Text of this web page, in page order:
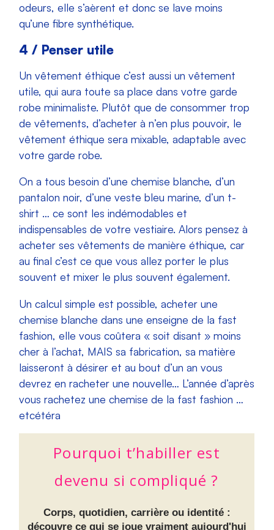
odeurs, elle s’aèrent et donc se lave moins
qu’une fibre synthétique.
4 / Penser utile
Un vêtement éthique c’est aussi un vêtement
utile, qui aura toute sa place dans votre garde
robe minimaliste. Plutôt que de consommer trop
de vêtements, d’acheter à n’en plus pouvoir, le
vêtement éthique sera mixable, adaptable avec
votre garde robe.
On a tous besoin d’une chemise blanche, d’un
pantalon noir, d’une veste bleu marine, d’un t-
shirt … ce sont les indémodables et
indispensables de votre vestiaire. Alors pensez à
acheter ses vêtements de manière éthique, car
au final c’est ce que vous allez porter le plus
souvent et mixer le plus souvent également.
Un calcul simple est possible, acheter une
chemise blanche dans une enseigne de la fast
fashion, elle vous coûtera « soit disant » moins
cher à l’achat, MAIS sa fabrication, sa matière
laisseront à désirer et au bout d’un an vous
devrez en racheter une nouvelle… L’année d’après
vous rachetez une chemise de la fast fashion …
etcétéra